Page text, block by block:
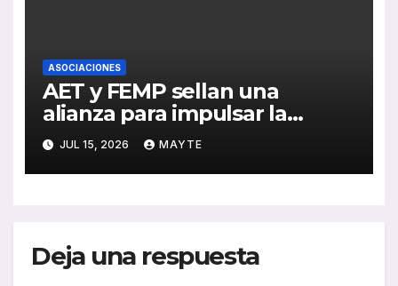
ASOCIACIONES
AET y FEMP sellan una
alianza para impulsar la
movilidad inteligente en las
ciudades españolas
JUL 15, 2026 MAYTE
Deja una respuesta